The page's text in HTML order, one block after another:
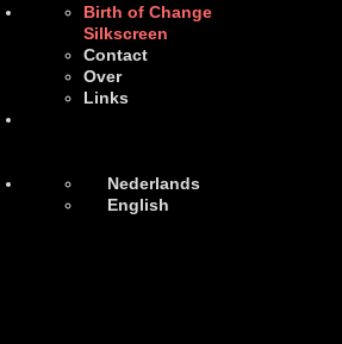
Birth of Change
Silkscreen
Contact
Over
Links
Nederlands
English